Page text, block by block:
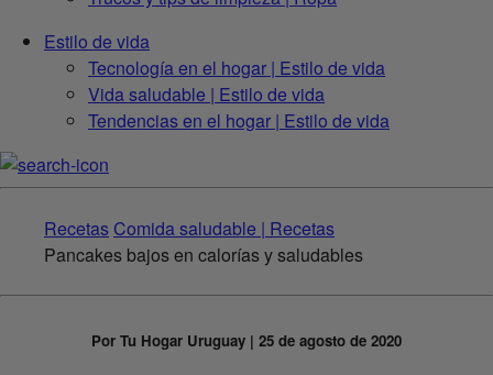
Estilo de vida
Tecnología en el hogar | Estilo de vida
Vida saludable | Estilo de vida
Tendencias en el hogar | Estilo de vida
Recetas Comida saludable | Recetas
Pancakes bajos en calorías y saludables
Por Tu Hogar Uruguay | 25 de agosto de 2020